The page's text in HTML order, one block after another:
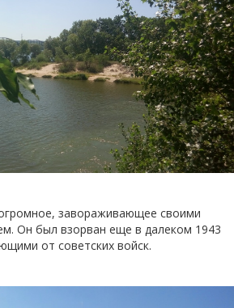
завораживающее своими
Он был взорван еще в далеком 1943
от советских войск.